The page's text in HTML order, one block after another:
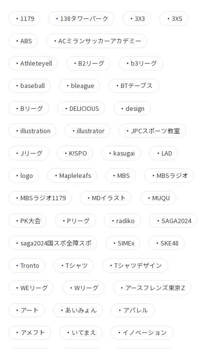
・ 1179 ・138タワーパーク ・3X3 ・ 3XS
・ ABS ・ACミランサッカーアカデミー
・ Athleteyell ・B2リーグ ・b3リーグ
・ baseball ・bleague ・BTテーブス
・ Bリーグ ・DELICIOUS ・design
・ illustration ・illustrator ・ JPCスポーツ教室
・ Jリーグ ・K!SPO ・kasugai ・ LAD
・ logo ・Mapleleafs ・MBS ・ MBSラジオ
・ MBSラジオ1179 ・MDイラスト ・MUQU
・ PK大会 ・Pリーグ ・radiko ・ SAGA2024
・ saga2024国スポ全障スポ ・SIMEx ・SKE48
・ Tronto ・Tシャツ ・Tシャツデザイン
・ WEリーグ ・Wリーグ ・ アースフレンズ東京Z
・ アート ・ あいみょん ・ アパレル
・ アメフト ・ いてまえ ・ イノベーション